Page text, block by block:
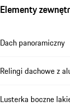
Elementy
Dach panoramiczny
Relingi dachowe z
Lusterka boczne